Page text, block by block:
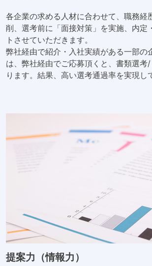
各企業の求める人材に合わせて、職務経
削、選考前に「面接対策」を実施、内定
トさせていただきます。
弊社経由で紹介・入社実績がある一部の
は、弊社経由でご応募頂くと、書類選考
ります。結果、高い選考通過率を実現し
提案力（情報力）